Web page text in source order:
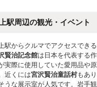
駅周辺の観光・イベント
駅からクルマでアクセスでき
賢治記念館は日本を代表する
実際に使用していた愛用品や
近くには宮沢賢治童話村もあ
うな展示室が人気です。岩手